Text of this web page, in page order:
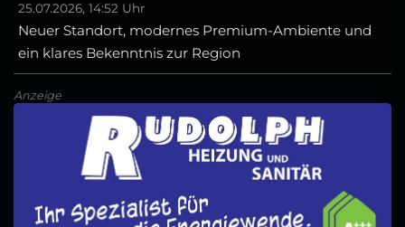
25.07.2026, 14:52 Uhr
Neuer Standort, modernes Premium-Ambiente und
ein klares Bekenntnis zur Region
Anzeige